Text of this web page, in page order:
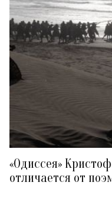
«Одиссея»
отличается от